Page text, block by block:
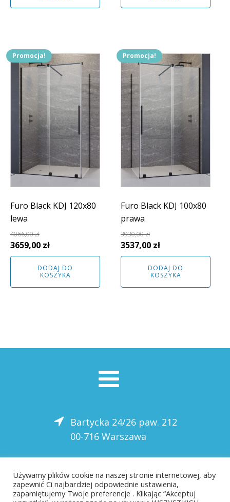
4261,00 zł.
Promocja!
Furo Black KDJ 120x80
lewa
4066,00zł
Pierwotna
cena
wynosiła:
4066,00 zł.
3659,00 złAktualna
cena
wynosi:
DODAJ DO
KOSZYKA
Promocja!
Furo Black KDJ 100x80
prawa
3930,00zł
Pierwotna
cena
wynosiła:
3930,00 zł.
3537,00 złAktualna
cena
wynosi:
DODAJ DO
KOSZYKA
Bartycka 24/26 paw. 212
00-716 Warszawa
22 559-10-50
biuro@saloni.pl
Używamy plików cookie na naszej stronie internetowej, aby
zapewnić Ci najbardziej odpowiednie ustawienia,
zapamiętujemy Twoje preferencje . Klikając “Akceptuj